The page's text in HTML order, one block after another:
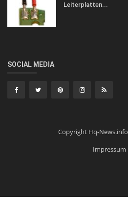
Leiterplatten...
SOCIAL MEDIA
Copyright Hq-News.info
Impressum